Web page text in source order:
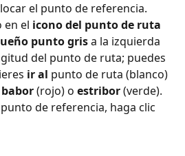
el punto de referencia.
en el icono del punto de ruta
punto gris a la izquierda
del punto de ruta; puedes
ir al punto de ruta (blanco)
babor (rojo) o estribor (verde).
de referencia, haga clic